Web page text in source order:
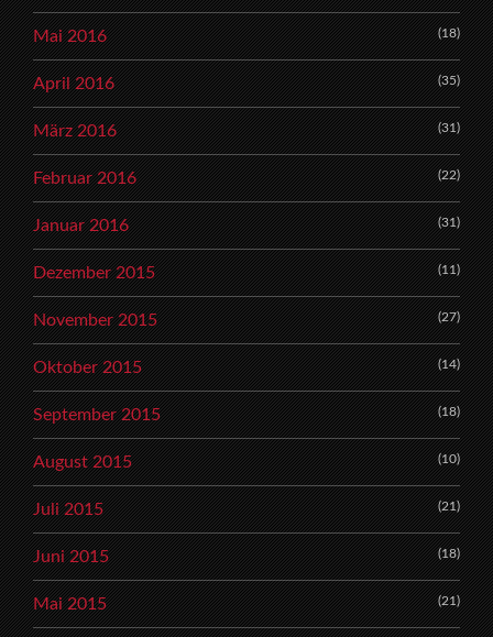
Mai 2016 (18)
April 2016 (35)
März 2016 (31)
Februar 2016 (22)
Januar 2016 (31)
Dezember 2015 (11)
November 2015 (27)
Oktober 2015 (14)
September 2015 (18)
August 2015 (10)
Juli 2015 (21)
Juni 2015 (18)
Mai 2015 (21)